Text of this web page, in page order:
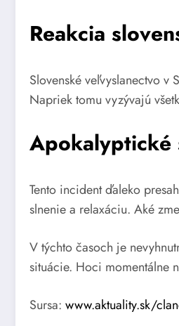
Reakcia
Slovenské veľvyslanectvo
Napriek tomu vyzývajú
Apokalyptické
Tento incident ďaleko
slnenie a relaxáciu. Aké
V týchto časoch je
situácie. Hoci momentálne
Sursa: www.aktuality.sk/